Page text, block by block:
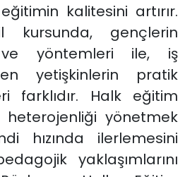
kalitesini artırır.
kursunda, gençlerin
ve yöntemleri ile, iş
yetişkinlerin pratik
farklıdır. Halk eğitim
yönetmek
hızında ilerlemesini
yaklaşımlarını